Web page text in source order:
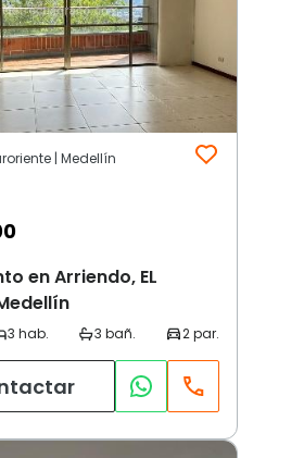
| Medellín
en Arriendo, EL